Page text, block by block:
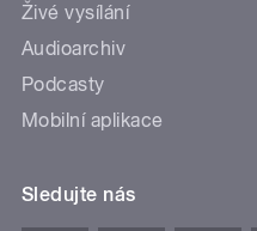
Živé vysílání
Audioarchiv
Podcasty
Mobilní aplikace
Sledujte nás